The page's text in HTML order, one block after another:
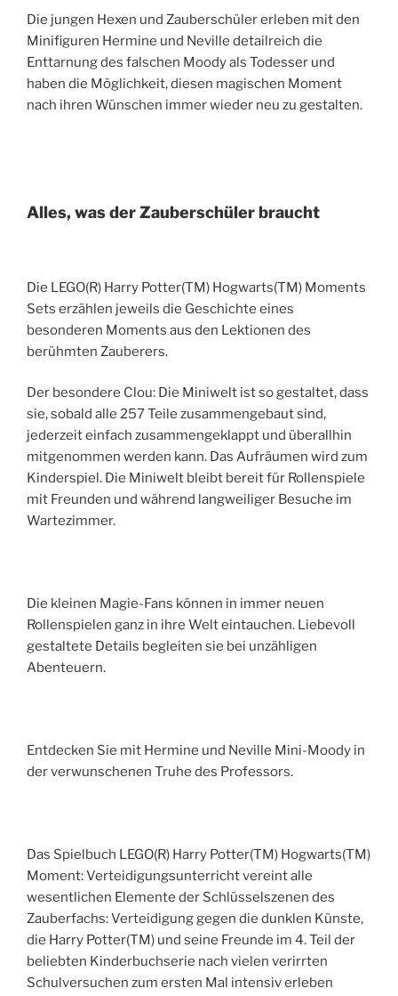
Die jungen Hexen und Zauberschüler erleben mit den
Minifiguren Hermine und Neville detailreich die
Enttarnung des falschen Moody als Todesser und
haben die Möglichkeit, diesen magischen Moment
nach ihren Wünschen immer wieder neu zu gestalten.
Alles, was der Zauberschüler braucht
Die LEGO(R) Harry Potter(TM) Hogwarts(TM) Moments
Sets erzählen jeweils die Geschichte eines
besonderen Moments aus den Lektionen des
berühmten Zauberers.
Der besondere Clou: Die Miniwelt ist so gestaltet, dass
sie, sobald alle 257 Teile zusammengebaut sind,
jederzeit einfach zusammengeklappt und überallhin
mitgenommen werden kann. Das Aufräumen wird zum
Kinderspiel. Die Miniwelt bleibt bereit für Rollenspiele
mit Freunden und während langweiliger Besuche im
Wartezimmer.
Die kleinen Magie-Fans können in immer neuen
Rollenspielen ganz in ihre Welt eintauchen. Liebevoll
gestaltete Details begleiten sie bei unzähligen
Abenteuern.
Entdecken Sie mit Hermine und Neville Mini-Moody in
der verwunschenen Truhe des Professors.
Das Spielbuch LEGO(R) Harry Potter(TM) Hogwarts(TM)
Moment: Verteidigungsunterricht vereint alle
wesentlichen Elemente der Schlüsselszenen des
Zauberfachs: Verteidigung gegen die dunklen Künste,
die Harry Potter(TM) und seine Freunde im 4. Teil der
beliebten Kinderbuchserie nach vielen verirrten
Schulversuchen zum ersten Mal intensiv erleben